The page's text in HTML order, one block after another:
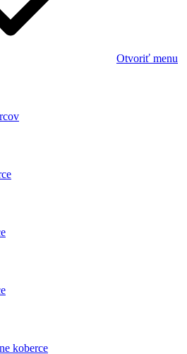
Otvoriť menu
koberce